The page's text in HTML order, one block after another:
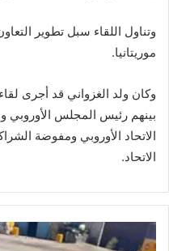
وتناول اللقاء سبل تطوير
موريتانيا.
وكان ولد الغزواني قد أجرى
بينهم رئيس المجلس
الاتحاد الأوروبي ومفوضة
الاتحاد.